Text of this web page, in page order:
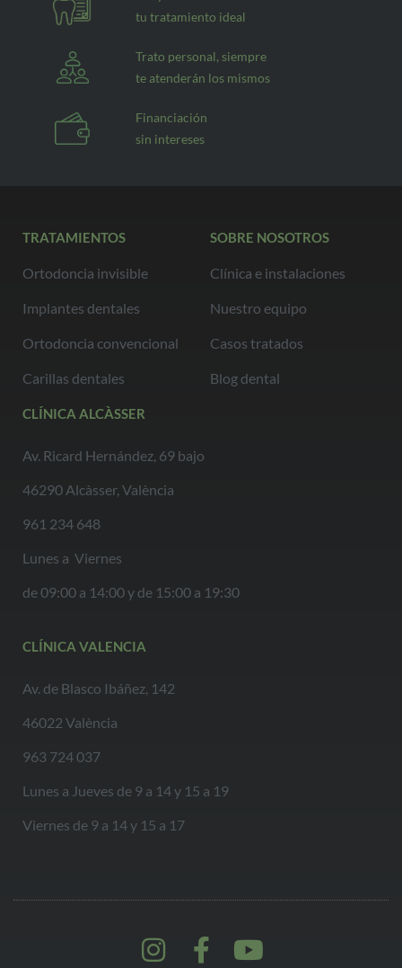
tu tratamiento ideal
Trato personal, siempre
te atenderán los mismos
Financiación
sin intereses
TRATAMIENTOS
Ortodoncia invisible
Implantes dentales
Ortodoncia convencional
Carillas dentales
SOBRE NOSOTROS
Clínica e instalaciones
Nuestro equipo
Casos tratados
Blog dental
CLÍNICA ALCÀSSER
Av. Ricard Hernández, 69 bajo
46290 Alcàsser, València
961 234 648
Lunes a Viernes
de 09:00 a 14:00 y de 15:00 a 19:30
CLÍNICA VALENCIA
Av. de Blasco Ibáñez, 142
46022 València
963 724 037
Lunes a Jueves de 9 a 14 y 15 a 19
Viernes de 9 a 14 y 15 a 17